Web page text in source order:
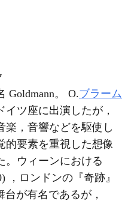
Goldmann。 O.ブラーム
ツ座に出演したが，
楽，音響などを駆使し
的要素を重視した想像
。ウィーンにおける
，ロンドンの『奇跡』
が有名であるが，